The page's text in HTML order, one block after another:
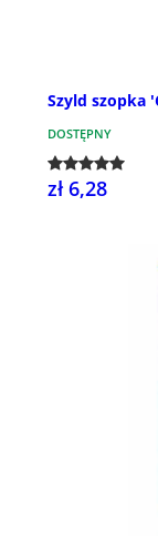
Szyld szopka
DOSTĘPNY
zł 6,28